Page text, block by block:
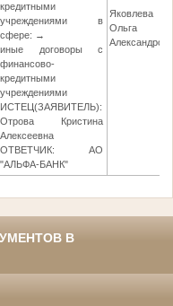
кредитными
учреждениями в
сфере: →
иные договоры с
финансово-
кредитными
учреждениями
ИСТЕЦ(ЗАЯВИТЕЛЬ):
Отрова Кристина
Алексеевна
ОТВЕТЧИК: АО
"АЛЬФА-БАНК"
Яковлева
Ольга
В